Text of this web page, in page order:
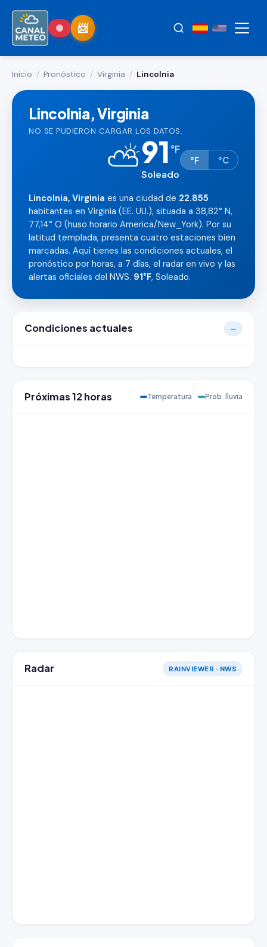
Inicio / Pronóstico / Virginia / Lincolnia
Lincolnia, Virginia
NO SE PUDIERON CARGAR LOS DATOS.
⛅91 °F
Soleado
°F °C
Lincolnia, Virginia es una ciudad de 22.855
habitantes en Virginia (EE. UU.), situada a 38,82° N,
77,14° O (huso horario America/New_York). Por su
latitud templada, presenta cuatro estaciones bien
marcadas. Aquí tienes las condiciones actuales, el
pronóstico por horas, a 7 días, el radar en vivo y las
alertas oficiales del NWS. 91°F, Soleado.
Condiciones actuales —
Próximas 12 horas Temperatura Prob. lluvia
Radar RAINVIEWER · NWS